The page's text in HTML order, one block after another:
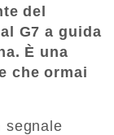
del
G7 a guida
È una
che ormai
segnale